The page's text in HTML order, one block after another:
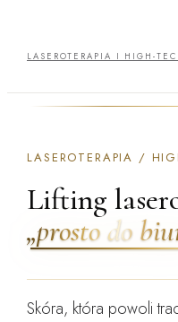
LASEROTERAPIA I HIGH-
LASEROTERAPIA /
Lifting
„prosto do
Skóra, która powoli